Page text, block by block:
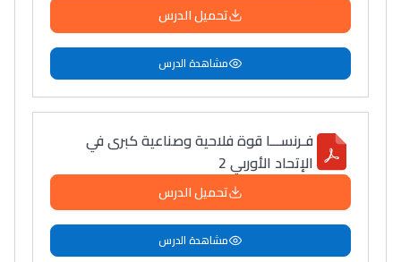
تحميل الدرس
مشاهدة الدرس
فـرنســـا قوة فلاحية وصناعية كبرى في
الإتحاد الأوربي 2
تحميل الدرس
مشاهدة الدرس